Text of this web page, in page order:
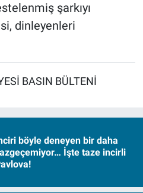
şarkıyı
dinleyenleri
BASIN BÜLTENİ
böyle deneyen bir daha
İşte taze incirli